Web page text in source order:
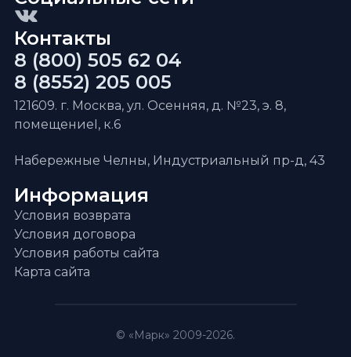
Информация
Условия возврата
Условия договора
Условия работы сайта
Карта сайта
Контакты
8 (800) 505 62 04
8 (8552) 205 005
121609. г. Москва, ул. Осенняя, д. №23, э. 8,
помещениеI, к.6
Набережные Челны, Индустриальный пр-д, 43
© «Марк» 2009-2026.